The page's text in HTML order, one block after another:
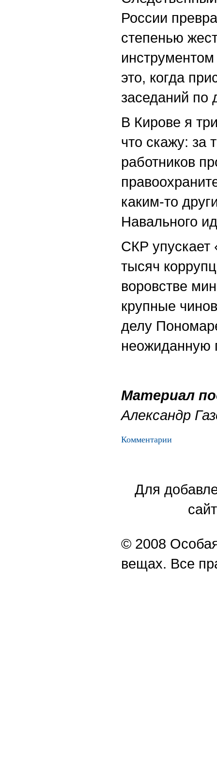
России
степенью
это, когда
заседаний по
В Кирове я
что скажу: за
работников
каким-то
Навального
СКР упускает
тысяч
воровстве
крупные
делу
неожиданную
Материал
Александр
Комментарии
Для
© 2008
вещах. Все